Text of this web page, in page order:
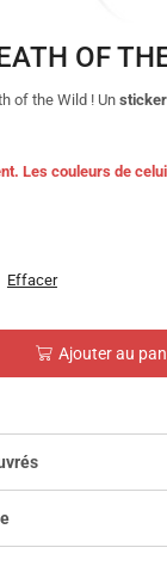
OF
of the Wild ! Un
Les couleurs de
Effacer
Ajouter au